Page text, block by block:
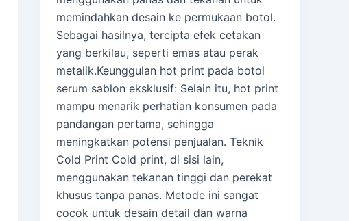
memindahkan desain ke permukaan botol.
Sebagai hasilnya, tercipta efek cetakan
yang berkilau, seperti emas atau perak
metalik.Keunggulan hot print pada botol
serum sablon eksklusif: Selain itu, hot print
mampu menarik perhatian konsumen pada
pandangan pertama, sehingga
meningkatkan potensi penjualan. Teknik
Cold Print Cold print, di sisi lain,
menggunakan tekanan tinggi dan perekat
khusus tanpa panas. Metode ini sangat
cocok untuk desain detail dan warna